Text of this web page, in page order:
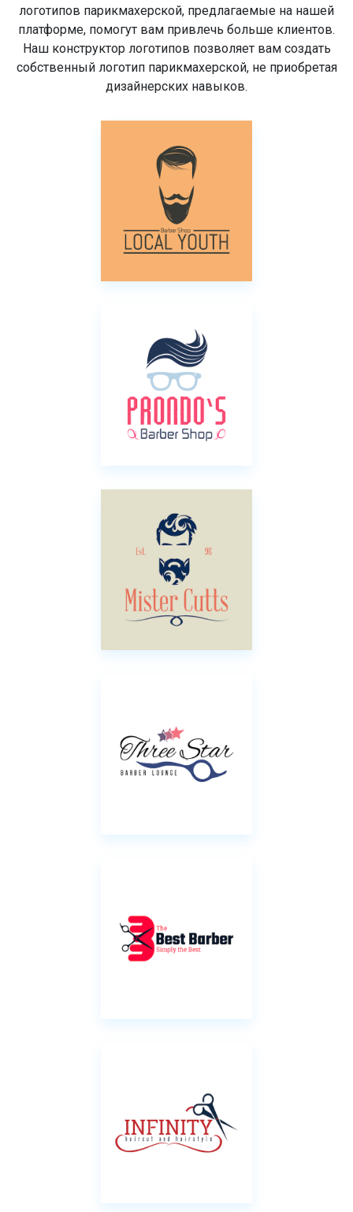
логотипов парикмахерской, предлагаемые на нашей
платформе, помогут вам привлечь больше клиентов.
Наш конструктор логотипов позволяет вам создать
собственный логотип парикмахерской, не приобретая
дизайнерских навыков.